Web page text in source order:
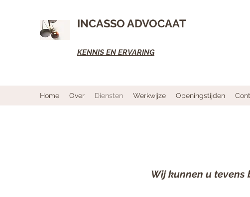
INCASSO ADVOCAAT
KENNIS EN ERVARING
Home Over Diensten Werkwijze Openingstijden
Wij kunnen u tevens